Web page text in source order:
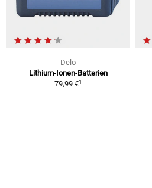
Delo
Lithium-Ionen-Batterien
79,99 €1